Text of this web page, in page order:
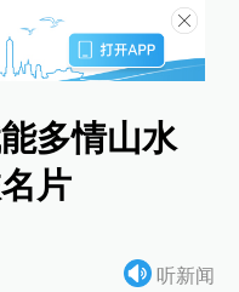
多情山水
片
听新闻